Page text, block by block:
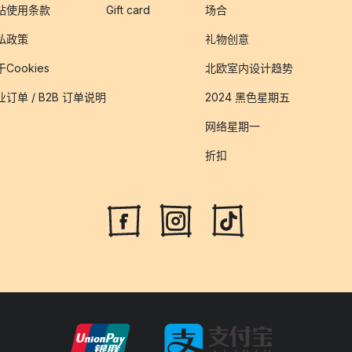
使用条款
政策
Cookies
订单 / B2B 订单说明
Gift card 场合
礼物创意
北欧室内设计趋势
2024 黑色星期五
网络星期一
折扣